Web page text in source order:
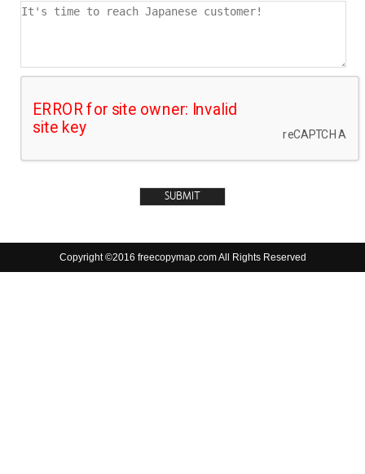
Copyright ©2016 freecopymap.com All Rights Reserved